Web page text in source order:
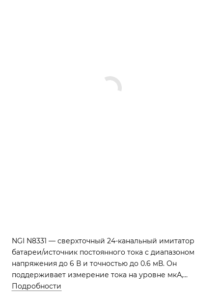
NGI N8331 — сверхточный 24-канальный имитатор
батареи/источник постоянного тока с диапазоном
напряжения до 6 В и точностью до 0.6 мВ. Он
поддерживает измерение тока на уровне мкА,
обеспечивая проверку статического потребления и
Подробности